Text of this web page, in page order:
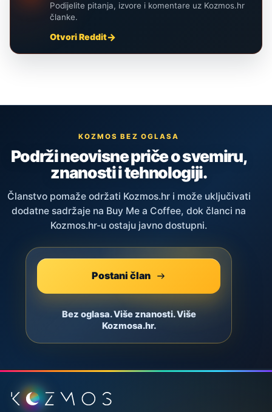
Podijelite pitanja, izvore i komentare uz Kozmos.hr
članke.
Otvori Reddit
KOZMOS BEZ OGLASA
Podrži neovisne priče o svemiru,
znanosti i tehnologiji.
Članstvo pomaže održati Kozmos.hr i može uključivati
dodatne sadržaje na Buy Me a Coffee, dok članci na
Kozmos.hr-u ostaju javno dostupni.
Postani član
Bez oglasa. Više znanosti. Više
Kozmosa.hr.
Podnožje stranice